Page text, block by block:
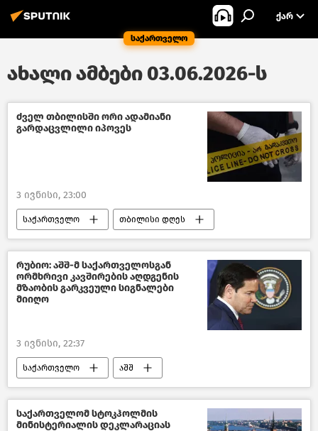
საქართველო
ᲥᲐᲠ
ახალი ამბები 03.06.2026-ს
ძველ თბილისში ორი ადამიანი
გარდაცვლილი იპოვეს
3 ივნისი, 23:00
საქართველო თბილისი დღეს
შემთხვევები საქართველოში
ახალი ამბები
რუბიო: აშშ-მ საქართველოსგან
ორმხრივი კავშირების აღდგენის
მზაობის გარკვეული სიგნალები
მიიღო
3 ივნისი, 22:37
საქართველო აშშ
პოლიტიკა საქართველოში
საქართველოს საგარეო პოლიტიკა
საქართველომ სტოკჰოლმის
მინისტერიალის დეკლარაციას